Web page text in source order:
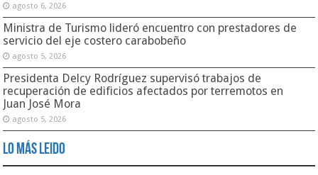
agosto 6, 2026
Ministra de Turismo lideró encuentro con prestadores de
servicio del eje costero carabobeño
agosto 5, 2026
Presidenta Delcy Rodríguez supervisó trabajos de
recuperación de edificios afectados por terremotos en
Juan José Mora
agosto 5, 2026
Lo Más Leido